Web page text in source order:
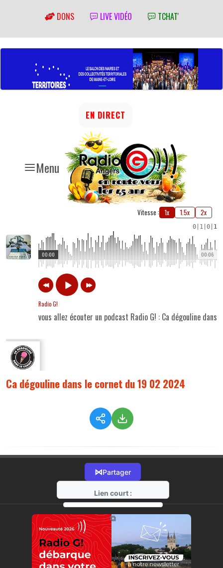
DONS LIVE VIDÉO TCHAT'
Menu
EN DIRECT
Vitesse : 1x 1.5x 2x
0 1 0 1
00:06
00:00
Radio G!
vous allez écouter un podcast Radio G! : Ca dégouline
Ca dégouline dans le cornet du 19 02 2024
⋈Partager
Lien court :
https://radio-g.fr?13786
⧉